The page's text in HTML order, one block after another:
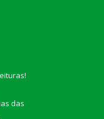
!
das